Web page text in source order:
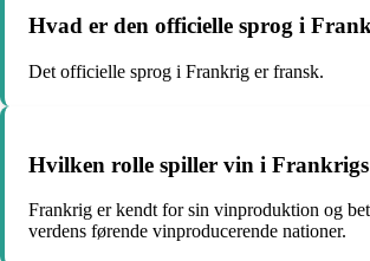
Hvad er den officielle sprog i
Det officielle sprog i Frankrig er fransk.
Hvilken rolle spiller vin i
Frankrig er kendt for sin vinproduktion og
verdens førende vinproducerende nationer.